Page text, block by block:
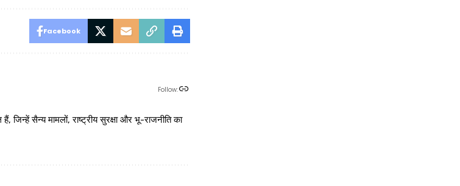
Facebook
Follow:
सैन्य मामलों, राष्ट्रीय सुरक्षा और भू-राजनीति का